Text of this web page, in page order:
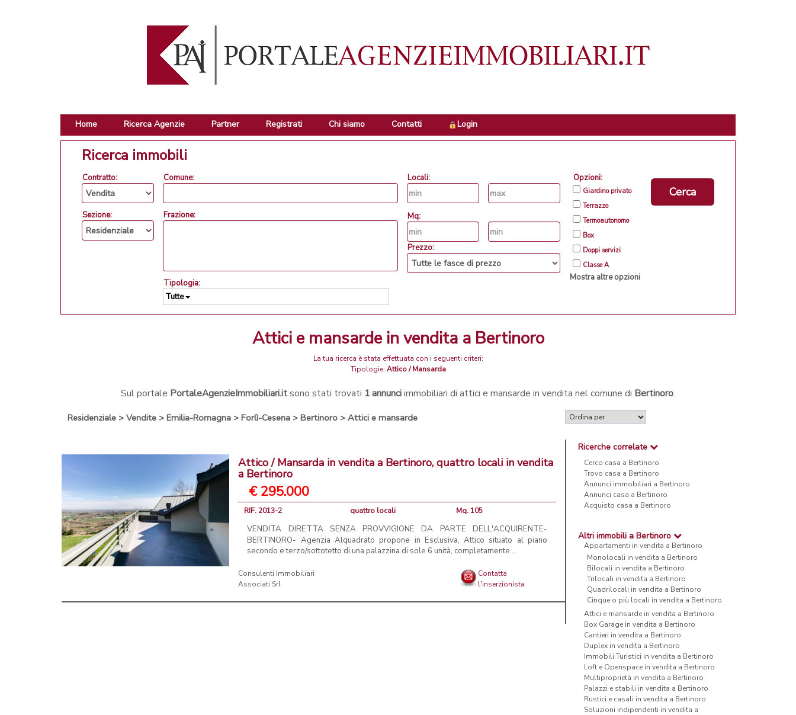
Home Ricerca Agenzie Partner Registrati Chi siamo Contatti Login
Ricerca immobili
Contratto:
Sezione:
Comune:
Frazione:
Tipologia:
Tutte
Locali:
Mq:
Prezzo:
Opzioni:
Giardino privato
Terrazzo
Termoautonomo
Box
Doppi servizi
Classe A
Mostra altre opzioni
Cerca
attici e mansarde in vendita a Bertinoro
La tua ricerca è stata effettuata con i seguenti criteri:
Tipologie: Attico / Mansarda
Sul portale PortaleAgenzieImmobiliari.itsono stati trovati 1 annunciimmobiliari di attici e mansarde in vendita nel comune di Bertinoro.
Residenziale > Vendite > Emilia-Romagna > Forlì-Cesena > Bertinoro > Attici e mansarde
Attico / Mansarda in vendita a Bertinoro, quattro locali in vendita
a Bertinoro
€ 295.000
RIF. 2013-2 quattro locali Mq. 105
VENDITA DIRETTA SENZA PROVVIGIONE DA PARTE DELL'ACQUIRENTE-
BERTINORO- Agenzia Alquadrato propone in Esclusiva, Attico situato al piano
secondo e terzo/sottotetto di una palazzina di sole 6 unità, completamente ...
Consulenti Immobiliari
Associati Srl
Contatta
l'inserzionista
Ricerche correlate
Cerco casa a Bertinoro
Trovo casa a Bertinoro
Annunci immobiliari a Bertinoro
Annunci casa a Bertinoro
Acquisto casa a Bertinoro
Altri immobili a Bertinoro
Appartamenti in vendita a Bertinoro
Monolocali in vendita a Bertinoro
Bilocali in vendita a Bertinoro
Trilocali in vendita a Bertinoro
Quadrilocali in vendita a Bertinoro
Cinque o più locali in vendita a Bertinoro
Attici e mansarde in vendita a Bertinoro
Box Garage in vendita a Bertinoro
Cantieri in vendita a Bertinoro
Duplex in vendita a Bertinoro
Immobili Turistici in vendita a Bertinoro
Loft e Openspace in vendita a Bertinoro
Multiproprietà in vendita a Bertinoro
Palazzi e stabili in vendita a Bertinoro
Rustici e casali in vendita a Bertinoro
Soluzioni indipendenti in vendita a